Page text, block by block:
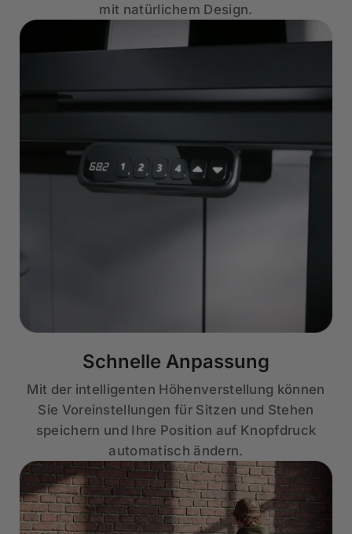
mit natürlichem Design.
Schnelle Anpassung
Mit der intelligenten Höhenverstellung können
Sie Voreinstellungen für Sitzen und Stehen
speichern und Ihre Position auf Knopfdruck
automatisch ändern.